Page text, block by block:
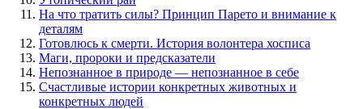
На что тратить силы? Принцип Парето и внимание к
деталям
Готовлюсь к смерти. История волонтера хосписа
Маги, пророки и предсказатели
Непознанное в природе — непознанное в себе
Счастливые истории конкретных животных и
конкретных людей